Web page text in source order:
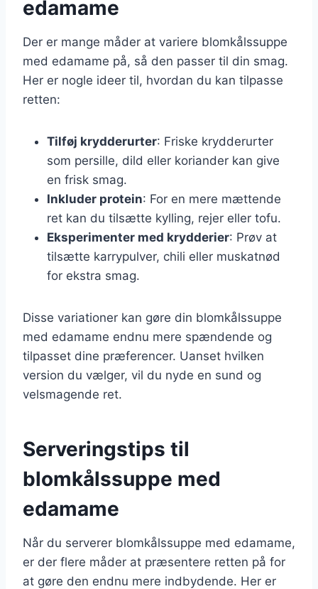
edamame
Der er mange måder at variere blomkålssuppe
med edamame på, så den passer til din smag.
Her er nogle ideer til, hvordan du kan tilpasse
retten:
Tilføj krydderurter: Friske krydderurter
som persille, dild eller koriander kan give
en frisk smag.
Inkluder protein: For en mere mættende
ret kan du tilsætte kylling, rejer eller tofu.
Eksperimenter med krydderier: Prøv at
tilsætte karrypulver, chili eller muskatnød
for ekstra smag.
Disse variationer kan gøre din blomkålssuppe
med edamame endnu mere spændende og
tilpasset dine præferencer. Uanset hvilken
version du vælger, vil du nyde en sund og
velsmagende ret.
Serveringstips til
blomkålssuppe med
edamame
Når du serverer blomkålssuppe med edamame,
er der flere måder at præsentere retten på for
at gøre den endnu mere indbydende. Her er